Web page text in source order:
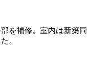
を補修。室内は新築同
。